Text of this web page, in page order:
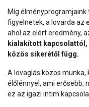
Míg élményprogramjaink
figyelnetek, a lovarda az
ahol az elért eredmény,
kialakított
közös sikerétől függ.
A lovaglás közös
élőlénnyel, ami erősebb,
ez az igazi intim